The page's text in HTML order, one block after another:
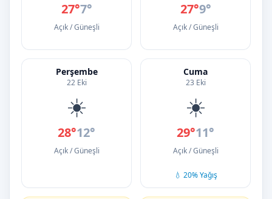
27°7°
Açık / Güneşli
27°9°
Açık / Güneşli
Perşembe
22 Eki
☀️
28°12°
Açık / Güneşli
Cuma
23 Eki
☀️
29°11°
Açık / Güneşli
💧 20% Yağış